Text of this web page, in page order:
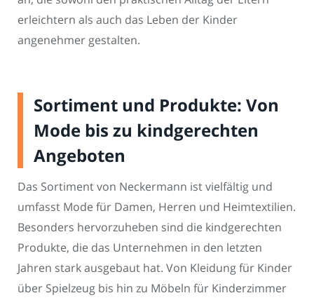
erleichtern als auch das Leben der Kinder
angenehmer gestalten.
Sortiment und Produkte: Von
Mode bis zu kindgerechten
Angeboten
Das Sortiment von Neckermann ist vielfältig und
umfasst Mode für Damen, Herren und Heimtextilien.
Besonders hervorzuheben sind die kindgerechten
Produkte, die das Unternehmen in den letzten
Jahren stark ausgebaut hat. Von Kleidung für Kinder
über Spielzeug bis hin zu Möbeln für Kinderzimmer